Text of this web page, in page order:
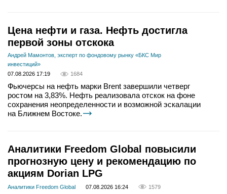
Цена нефти и газа. Нефть достигла
первой зоны отскока
Андрей Мамонтов, эксперт по фондовому рынку «БКС Мир
инвестиций»
07.08.2026 17:19
1684
Фьючерсы на нефть марки Brent завершили четверг
ростом на 3,83%. Нефть реализовала отскок на фоне
сохранения неопределенности и возможной эскалации
на Ближнем Востоке.
Аналитики Freedom Global повысили
прогнозную цену и рекомендацию по
акциям Dorian LPG
Аналитики Freedom Global 07.08.2026 16:24 1579